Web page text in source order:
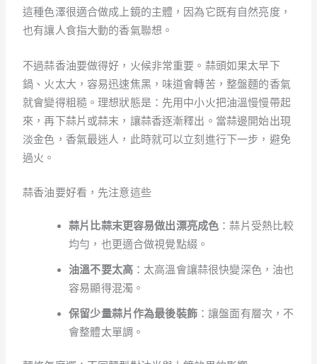
這種色澤很適合做成上鏡的主體，因為它既有自然亮度，
也有讓人食指大動的香氣聯想。
不過蒜香油要做得好，火候非常重要。蒜頭如果太早下
鍋、火太大，容易迅速焦黑，味道會轉苦，整盤麵的香氣
就會變得粗糙。理想狀態是：先用中小火把油溫慢慢帶起
來，再下蒜片或蒜末，讓蒜香逐漸釋出。當蒜邊開始出現
淡金色，香氣最迷人，此時就可以立刻進行下一步，避免
過火。
蒜香油要好看，先注意這些
蒜片比蒜末更容易做出漂亮成色 ：蒜片受熱比較
均勻，也更適合做視覺點綴。
油溫不要太高 ：太高溫會讓蒜很快變深色，油也
容易顯得混濁。
保留少量蒜片作為最後裝飾：讓盤面有層次，不
會整體太單調。